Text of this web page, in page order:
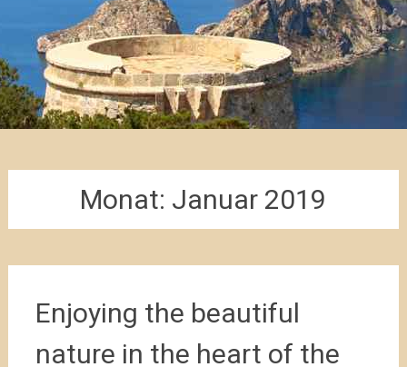
Monat: Januar 2019
Enjoying the beautiful
nature in the heart of the